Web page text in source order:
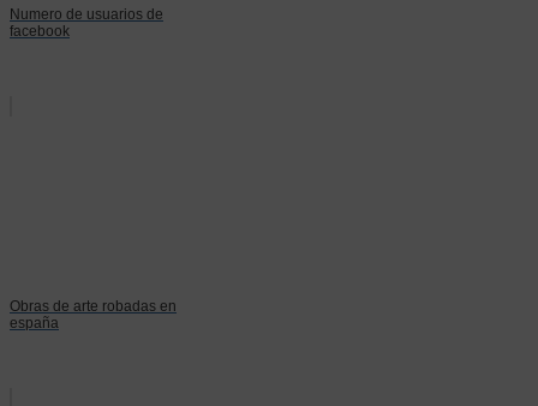
Numero de usuarios de
facebook
Obras de arte robadas en
españa